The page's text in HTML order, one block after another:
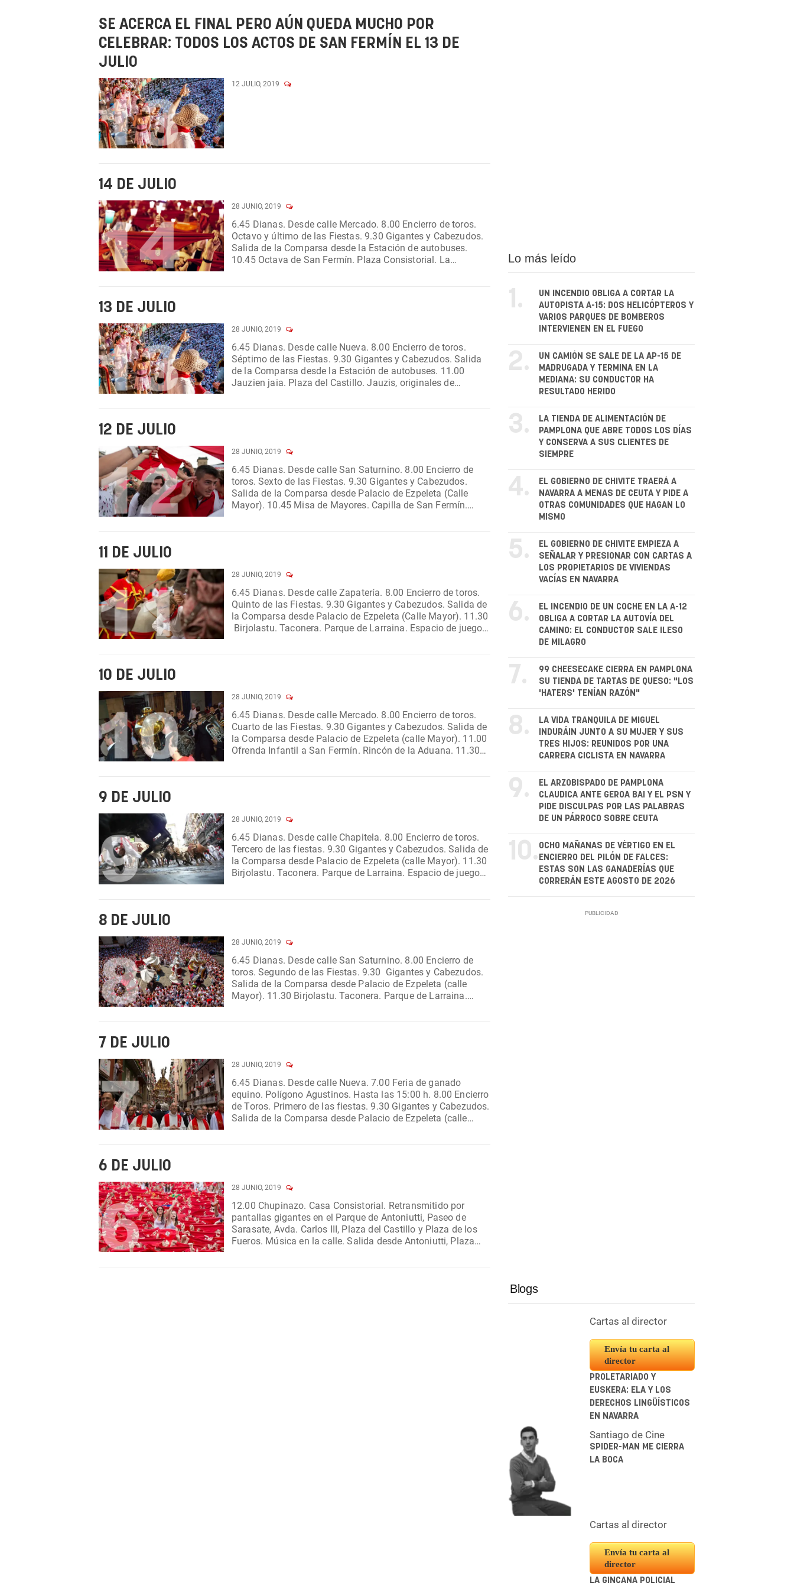
SE ACERCA EL FINAL PERO AÚN QUEDA MUCHO POR
CELEBRAR: TODOS LOS ACTOS DE SAN FERMÍN EL 13 DE
JULIO
12 JULIO, 2019
14 DE JULIO
28 JUNIO, 2019
6.45 Dianas. Desde calle Mercado. 8.00 Encierro de toros.
Octavo y último de las Fiestas. 9.30 Gigantes y Cabezudos.
Salida de la Comparsa desde la Estación de autobuses.
10.45 Octava de San Fermín. Plaza Consistorial. La
13 DE JULIO
28 JUNIO, 2019
6.45 Dianas. Desde calle Nueva. 8.00 Encierro de toros.
Séptimo de las Fiestas. 9.30 Gigantes y Cabezudos. Salida
de la Comparsa desde la Estación de autobuses. 11.00
Jauzien jaia. Plaza del Castillo. Jauzis, originales de
12 DE JULIO
28 JUNIO, 2019
6.45 Dianas. Desde calle San Saturnino. 8.00 Encierro de
toros. Sexto de las Fiestas. 9.30 Gigantes y Cabezudos.
Salida de la Comparsa desde Palacio de Ezpeleta (Calle
Mayor). 10.45 Misa de Mayores. Capilla de San Fermín.
11 DE JULIO
28 JUNIO, 2019
6.45 Dianas. Desde calle Zapatería. 8.00 Encierro de toros.
Quinto de las Fiestas. 9.30 Gigantes y Cabezudos. Salida de
la Comparsa desde Palacio de Ezpeleta (Calle Mayor). 11.30
Birjolastu. Taconera. Parque de Larraina. Espacio de juego
10 DE JULIO
28 JUNIO, 2019
6.45 Dianas. Desde calle Mercado. 8.00 Encierro de toros.
Cuarto de las Fiestas. 9.30 Gigantes y Cabezudos. Salida de
la Comparsa desde Palacio de Ezpeleta (calle Mayor). 11.00
Ofrenda Infantil a San Fermín. Rincón de la Aduana. 11.30
9 DE JULIO
28 JUNIO, 2019
6.45 Dianas. Desde calle Chapitela. 8.00 Encierro de toros.
Tercero de las fiestas. 9.30 Gigantes y Cabezudos. Salida de
la Comparsa desde Palacio de Ezpeleta (calle Mayor). 11.30
Birjolastu. Taconera. Parque de Larraina. Espacio de juego
8 DE JULIO
28 JUNIO, 2019
6.45 Dianas. Desde calle San Saturnino. 8.00 Encierro de
toros. Segundo de las Fiestas. 9.30 Gigantes y Cabezudos.
Salida de la Comparsa desde Palacio de Ezpeleta (calle
Mayor). 11.30 Birjolastu. Taconera. Parque de Larraina.
7 DE JULIO
28 JUNIO, 2019
6.45 Dianas. Desde calle Nueva. 7.00 Feria de ganado
equino. Polígono Agustinos. Hasta las 15:00 h. 8.00 Encierro
de Toros. Primero de las fiestas. 9.30 Gigantes y Cabezudos.
Salida de la Comparsa desde Palacio de Ezpeleta (calle
6 DE JULIO
28 JUNIO, 2019
12.00 Chupinazo. Casa Consistorial. Retransmitido por
pantallas gigantes en el Parque de Antoniutti, Paseo de
Sarasate, Avda. Carlos III, Plaza del Castillo y Plaza de los
Fueros. Música en la calle. Salida desde Antoniutti, Plaza
Lo más leído
1.
UN INCENDIO OBLIGA A CORTAR LA
AUTOPISTA A-15: DOS HELICÓPTEROS Y
VARIOS PARQUES DE BOMBEROS
INTERVIENEN EN EL FUEGO
2.
UN CAMIÓN SE SALE DE LA AP-15 DE
MADRUGADA Y TERMINA EN LA
MEDIANA: SU CONDUCTOR HA
RESULTADO HERIDO
3.
LA TIENDA DE ALIMENTACIÓN DE
PAMPLONA QUE ABRE TODOS LOS DÍAS
Y CONSERVA A SUS CLIENTES DE
SIEMPRE
4.
EL GOBIERNO DE CHIVITE TRAERÁ A
NAVARRA A MENAS DE CEUTA Y PIDE A
OTRAS COMUNIDADES QUE HAGAN LO
MISMO
5.
EL GOBIERNO DE CHIVITE EMPIEZA A
SEÑALAR Y PRESIONAR CON CARTAS A
LOS PROPIETARIOS DE VIVIENDAS
VACÍAS EN NAVARRA
6.
EL INCENDIO DE UN COCHE EN LA A-12
OBLIGA A CORTAR LA AUTOVÍA DEL
CAMINO: EL CONDUCTOR SALE ILESO
DE MILAGRO
7.
99 CHEESECAKE CIERRA EN PAMPLONA
SU TIENDA DE TARTAS DE QUESO: "LOS
'HATERS' TENÍAN RAZÓN"
8.
LA VIDA TRANQUILA DE MIGUEL
INDURÁIN JUNTO A SU MUJER Y SUS
TRES HIJOS: REUNIDOS POR UNA
CARRERA CICLISTA EN NAVARRA
9.
EL ARZOBISPADO DE PAMPLONA
CLAUDICA ANTE GEROA BAI Y EL PSN Y
PIDE DISCULPAS POR LAS PALABRAS
DE UN PÁRROCO SOBRE CEUTA
10. OCHO MAÑANAS DE VÉRTIGO EN EL
ENCIERRO DEL PILÓN DE FALCES:
ESTAS SON LAS GANADERÍAS QUE
CORRERÁN ESTE AGOSTO DE 2026
Blogs
Cartas al director
Envía tu carta al
director
PROLETARIADO Y
EUSKERA: ELA Y LOS
DERECHOS LINGÜÍSTICOS
EN NAVARRA
Santiago de Cine
SPIDER-MAN ME CIERRA
LA BOCA
Cartas al director
Envía tu carta al
director
LA GINCANA POLICIAL